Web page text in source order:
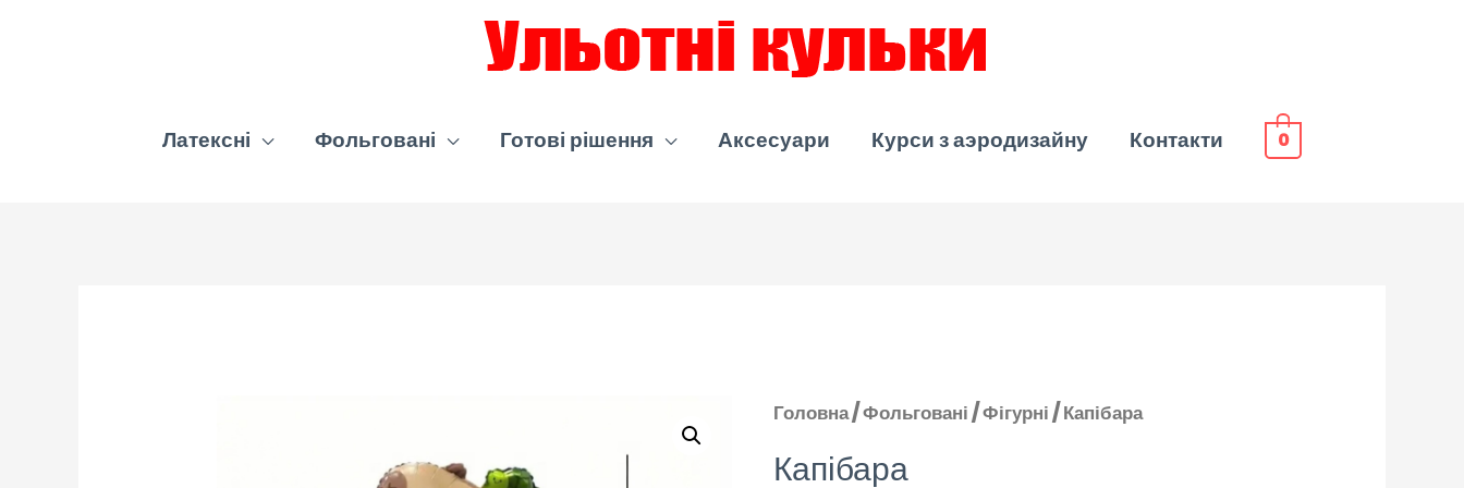
Латексні Фольговані Готові рішення Аксесуари Курси з аэродизайну Контакти 0
Головна/Фольговані/Фігурні/ Капібара
Капібара